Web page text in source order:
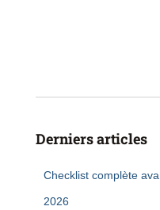
Derniers articles
Checklist complète
2026